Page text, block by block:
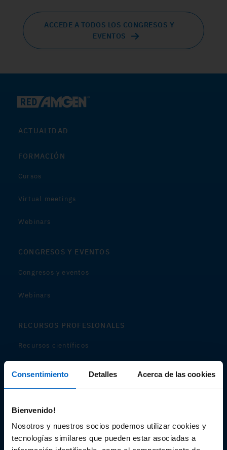
Consentimiento Detalles Acerca de las cookies
Bienvenido!
Nosotros y nuestros socios podemos utilizar cookies y
tecnologías similares que pueden estar asociadas a
ACCEDE A TODOS LOS CONGRESOS Y
EVENTOS
ACTUALIDAD
FORMACIÓN
Cursos
Virtual meetings
Webinars
CONGRESOS Y EVENTOS
Congresos y eventos
Webinars
RECURSOS PROFESIONALES
Recursos científicos
Audiovisual
Espacio de Información Médica